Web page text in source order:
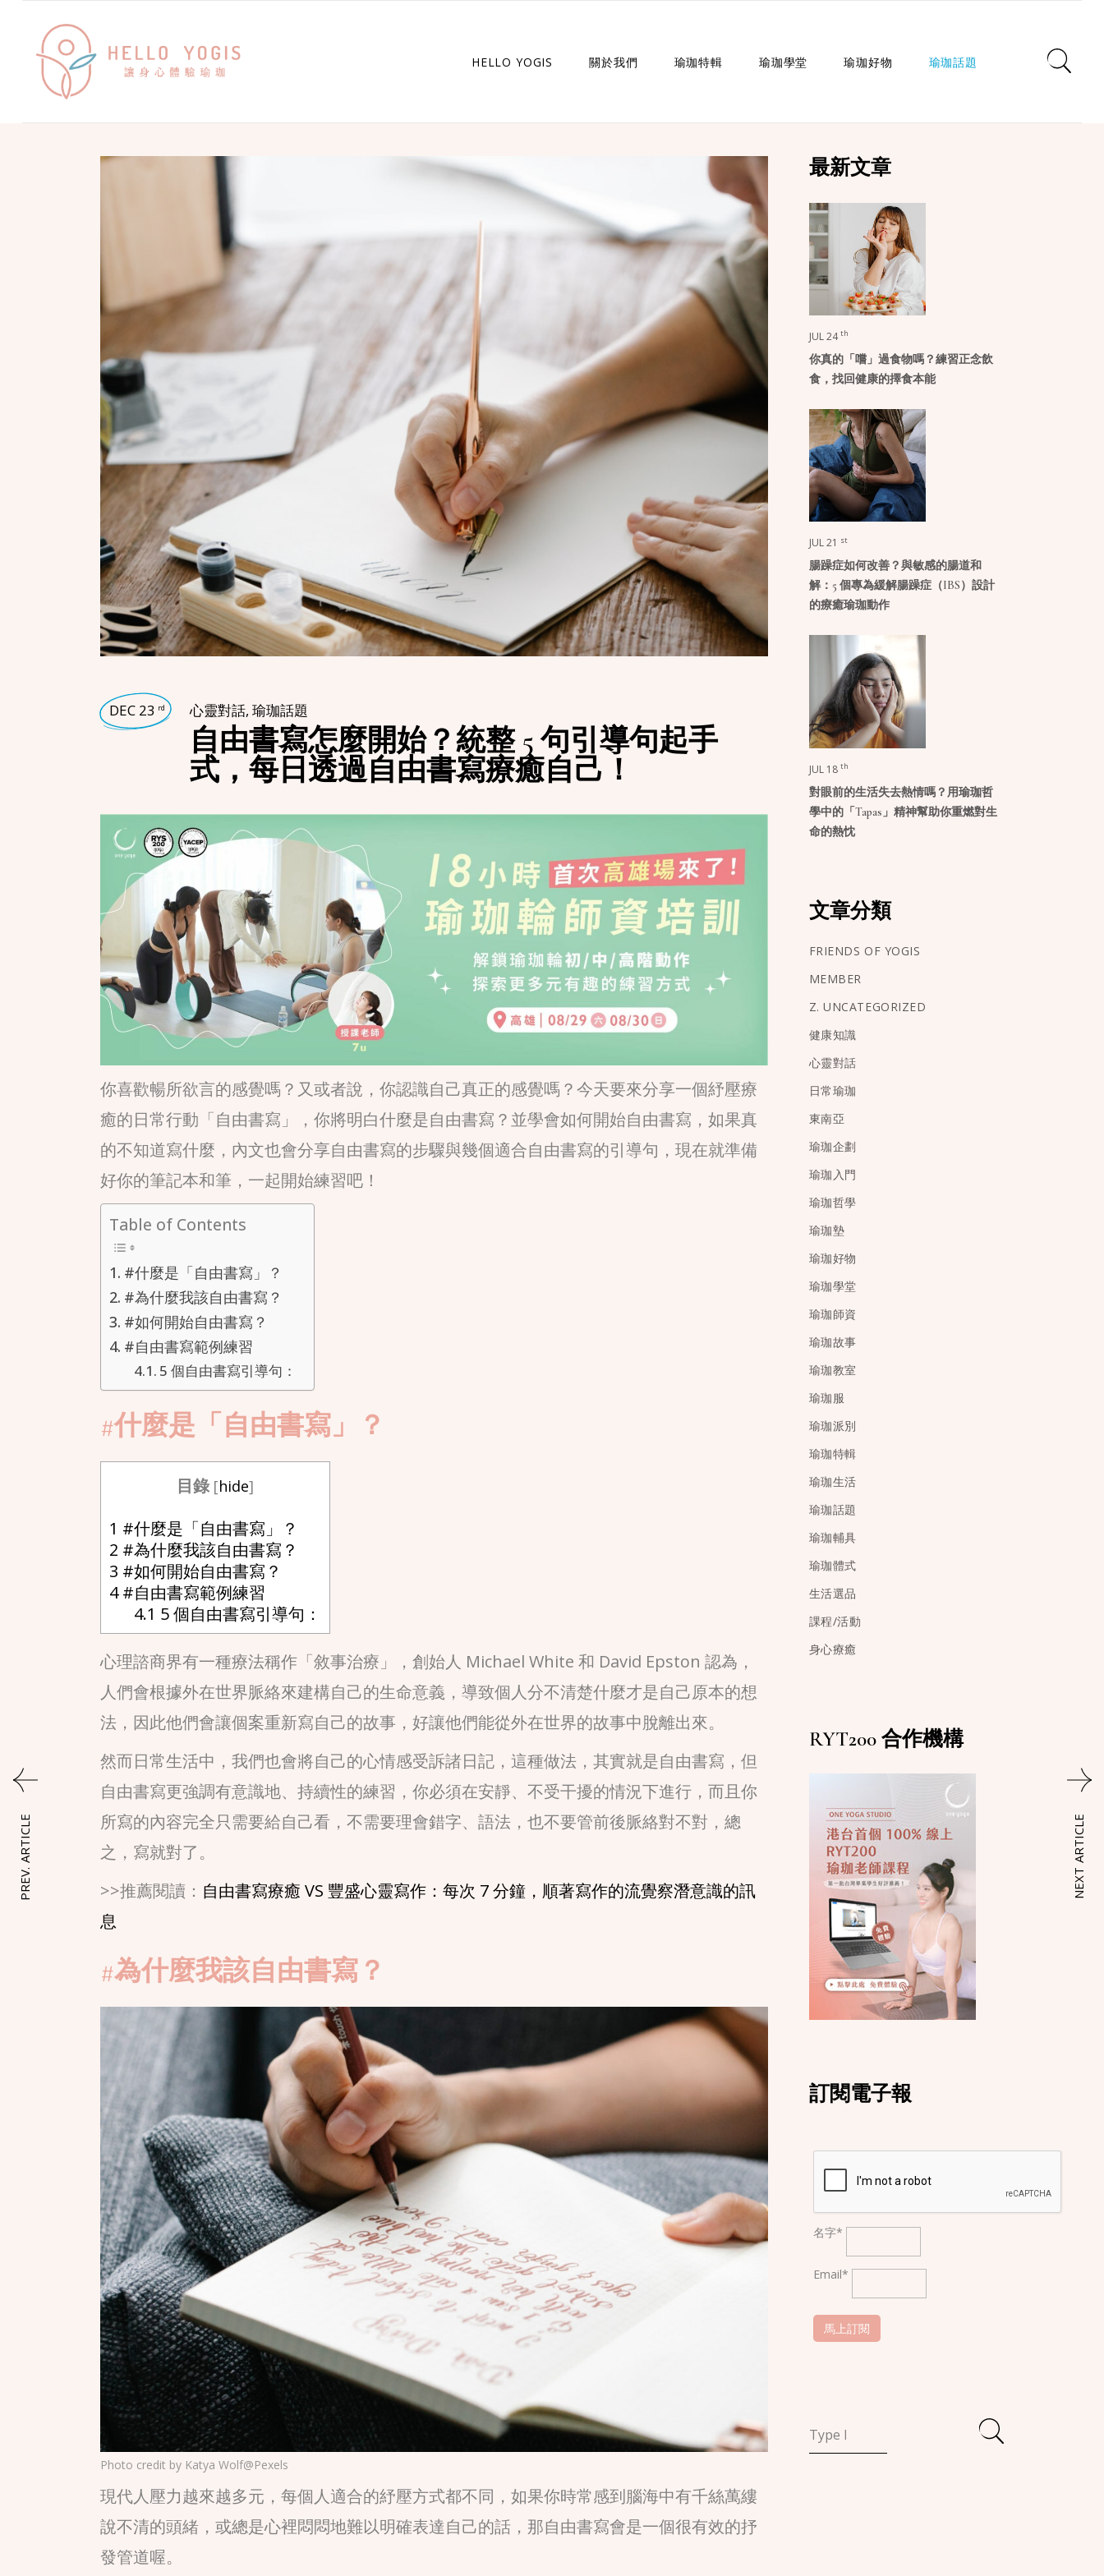
HELLO YOGIS 關於我們 瑜珈特輯
瑜珈企劃
瑜珈故事
瑜珈學堂
日常瑜珈
瑜珈入門
瑜珈師資
瑜珈好物
瑜珈墊
瑜珈服
瑜珈輔具
生活選品
課程/活動
瑜珈話題
DEC 23 rd 心靈對話, 瑜珈話題
自由書寫怎麼開始？統整 5 句引導句起手
式，每日透過自由書寫療癒自己！
你喜歡暢所欲言的感覺嗎？又或者說，你認識自己真正的感覺嗎？今天要來分享一個紓壓療
癒的日常行動「自由書寫」，你將明白什麼是自由書寫？並學會如何開始自由書寫，如果真
的不知道寫什麼，內文也會分享自由書寫的步驟與幾個適合自由書寫的引導句，現在就準備
好你的筆記本和筆，一起開始練習吧！
Table of Contents
#什麼是「自由書寫」？
#為什麼我該自由書寫？
#如何開始自由書寫？
#自由書寫範例練習
5 個自由書寫引導句：
#什麼是「自由書寫」？
目錄 [hide]
1 #什麼是「自由書寫」？
2 #為什麼我該自由書寫？
3 #如何開始自由書寫？
4#自由書寫範例練習
4.1 5 個自由書寫引導句：
心理諮商界有一種療法稱作「敘事治療」，創始人 Michael White 和 David Epston 認為，
人們會根據外在世界脈絡來建構自己的生命意義，導致個人分不清楚什麼才是自己原本的想
法，因此他們會讓個案重新寫自己的故事，好讓他們能從外在世界的故事中脫離出來。
然而日常生活中，我們也會將自己的心情感受訴諸日記，這種做法，其實就是自由書寫，但
自由書寫更強調有意識地、持續性的練習，你必須在安靜、不受干擾的情況下進行，而且你
所寫的內容完全只需要給自己看，不需要理會錯字、語法，也不要管前後脈絡對不對，總
之，寫就對了。
>>推薦閱讀： 自由書寫療癒 VS 豐盛心靈寫作：每次 7 分鐘，順著寫作的流覺察潛意識的訊
息
#為什麼我該自由書寫？
Photo credit by Katya Wolf@Pexels
現代人壓力越來越多元，每個人適合的紓壓方式都不同，如果你時常感到腦海中有千絲萬縷
說不清的頭緒，或總是心裡悶悶地難以明確表達自己的話，那自由書寫會是一個很有效的抒
發管道喔。
最新文章
JUL 24 th
你真的「嚐」過食物嗎？練習正念飲
食，找回健康的擇食本能
JUL 21 st
腸躁症如何改善？與敏感的腸道和
解：5 個專為緩解腸躁症（IBS）設計
的療癒瑜珈動作
JUL 18 th
對眼前的生活失去熱情嗎？用瑜珈哲
學中的「Tapas」精神幫助你重燃對生
命的熱忱
文章分類
FRIENDS OF YOGIS
MEMBER
Z. UNCATEGORIZED
健康知識
心靈對話
日常瑜珈
東南亞
瑜珈企劃
瑜珈入門
瑜珈哲學
瑜珈墊
瑜珈好物
瑜珈學堂
瑜珈師資
瑜珈故事
瑜珈教室
瑜珈服
瑜珈派別
瑜珈特輯
瑜珈生活
瑜珈話題
瑜珈輔具
瑜珈體式
生活選品
課程/活動
身心療癒
RYT200 合作機構
訂閱電子報
名字*
Email*
PREV. ARTICLE NEXT ARTICLE